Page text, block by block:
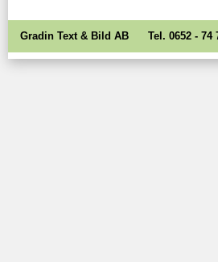
Gradin Text & Bild AB Tel. 0652 -